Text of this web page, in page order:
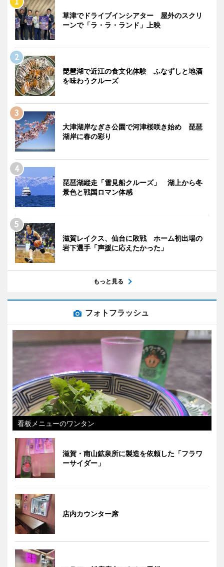
草津でドライブインシアター 屋外のスクリ
ーンで「ラ・ラ・ランド」上映
琵琶湖で近江の食文化体験 ふなずしと地酒
を味わうクルーズ
大津湖岸なぎさ公園で河津桜咲き始め 琵琶
湖岸に春の彩り
琵琶湖縦走「雪見船クルーズ」 湖上から冬
景色と戦国ロマン体感
滋賀レイクス、仙台に敗戦 ホーム初出場の
岩下選手「声援に応えたかった」
もっと見る
フォトフラッシュ
看板メニューのワンタン
滋賀・南山鉱泉所に製造を依頼した「フラワ
ーサイダー」
店内カウンター席